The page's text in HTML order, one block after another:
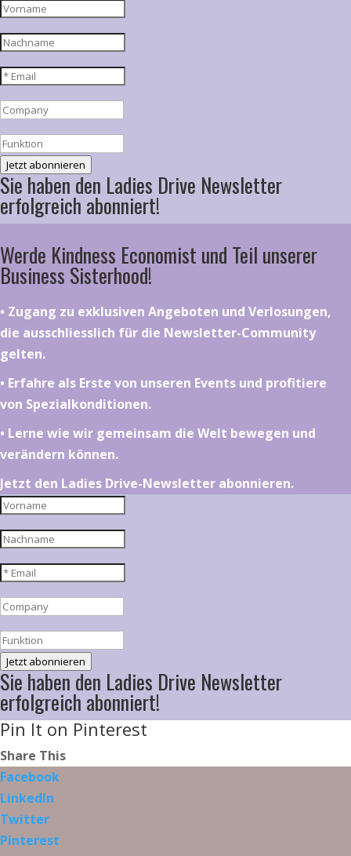
Jetzt abonnieren
Sie haben den Ladies Drive Newsletter
erfolgreich abonniert!
Werde Kindness Economist und Teil unserer
Business Sisterhood!
•⁠ ⁠⁠Zugang zu exklusiven Angeboten und Verlosungen,
die ausschliesslich für die Newsletter-Community
gelten.
•⁠ ⁠⁠Erfahre als Erste von unseren Events und profitiere
von Spezialkonditionen.
•⁠ ⁠⁠Lerne wie wir gemeinsam die Welt bewegen und
verändern können.
Jetzt den Ladies Drive-Newsletter abonnieren.
Jetzt abonnieren
Sie haben den Ladies Drive Newsletter
erfolgreich abonniert!
Pin It on Pinterest
Share This
Facebook
LinkedIn
Twitter
Pinterest